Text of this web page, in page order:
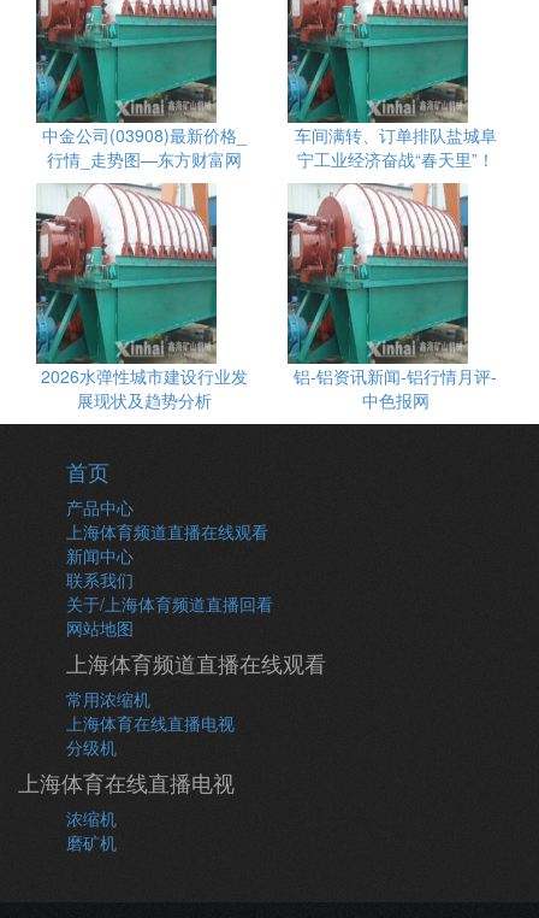
中金公司(03908)最新价格_
行情_走势图—东方财富网
车间满转、订单排队盐城阜
宁工业经济奋战“春天里”！
2026水弹性城市建设行业发
展现状及趋势分析
铝-铝资讯新闻-铝行情月评-
中色报网
首页
产品中心
上海体育频道直播在线观看
新闻中心
联系我们
关于/上海体育频道直播回看
网站地图
上海体育频道直播在线观看
常用浓缩机
上海体育在线直播电视
分级机
上海体育在线直播电视
浓缩机
磨矿机